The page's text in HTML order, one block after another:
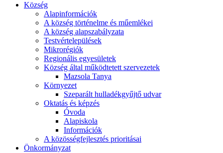
Község
Alapinformációk
A község történelme és műemlékei
A község alapszabályzata
Testvértelepülések
Mikrorégiók
Regionális egyesületek
Község által működtetett szervezetek
Mazsola Tanya
Környezet
Szeparált hulladékgyűjtő udvar
Oktatás és képzés
Óvoda
Alapiskola
Információk
A közösségfejlesztés prioritásai
Önkormányzat